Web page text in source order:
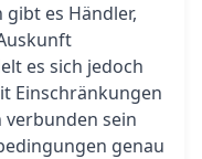
es Händler,
es sich jedoch
Einschränkungen
sein
genau